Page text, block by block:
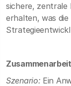
sichere,
erhalten, was
Szenario: Ein